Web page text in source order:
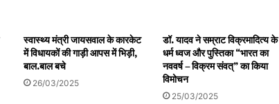
स्वास्थ्य मंत्री जायसवाल के कारकेट
में विधायकों की गाड़ी आपस में भिड़ी,
बाल.बाल बचे
26/03/2025
डॉ. यादव ने सम्राट विक्रमादित्य के
धर्म ध्वज और पुस्तिका “भारत का
नववर्ष – विक्रम संवत्” का किया
विमोचन
25/03/2025